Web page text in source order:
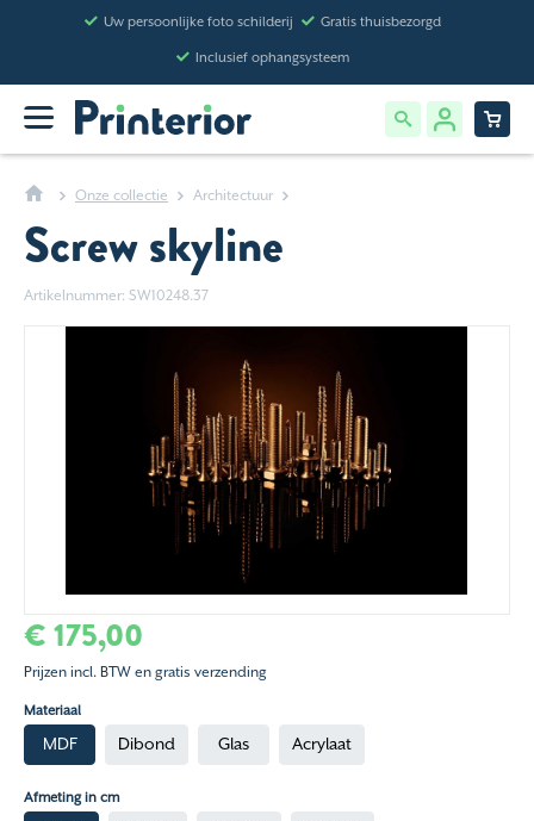
Uw persoonlijke foto schilderij Gratis thuisbezorgd
Inclusief ophangsysteem
Onze collectie Architectuur
Screw skyline
Artikelnummer: SW10248.37
€ 175,00
Prijzen incl. BTW en gratis verzending
Materiaal
MDF Dibond Glas Acrylaat
Afmeting in cm